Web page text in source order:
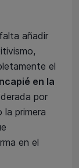
añadir
el
en la
por
primera
en el